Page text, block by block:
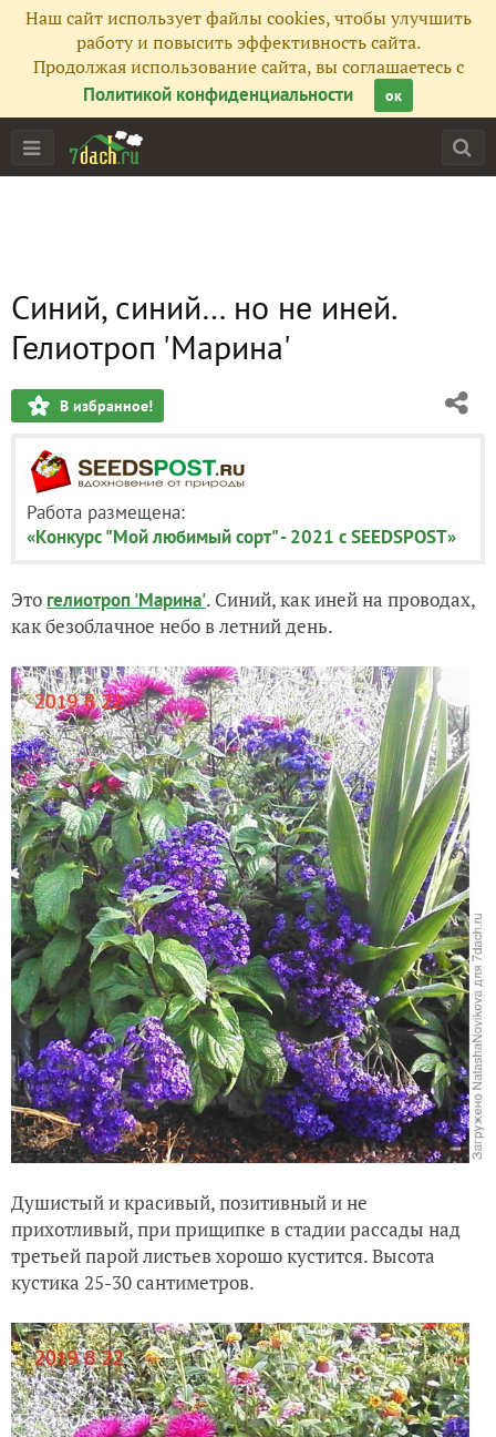
Наш сайт использует файлы cookies, чтобы улучшить
работу и повысить эффективность сайта.
Продолжая использование сайта, вы соглашаетесь с
Политикой конфиденциальности
ок
Синий, синий… но не иней.
Гелиотроп 'Марина'
В избранное!
Работа размещена:
«Конкурс "Мой любимый сорт" - 2021 с SEEDSPOST»
Это гелиотроп 'Марина'. Синий, как иней на проводах,
как безоблачное небо в летний день.
Душистый и красивый, позитивный и не
прихотливый, при прищипке в стадии рассады над
третьей парой листьев хорошо кустится. Высота
кустика 25-30 сантиметров.